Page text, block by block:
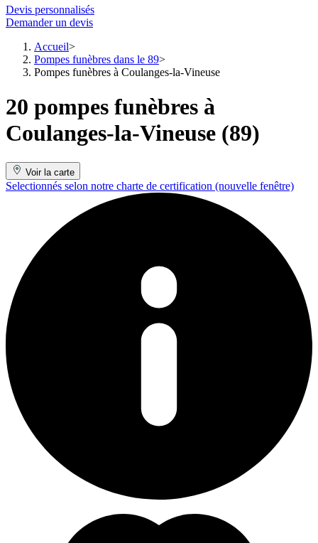
Devis personnalisés
Demander un devis
Accueil
Pompes funèbres dans le 89
Pompes funèbres à Coulanges-la-Vineuse
20 pompes funèbres à
Coulanges-la-Vineuse (89)
Voir la carte
Selectionnés selon notre charte de certification (nouvelle fenêtre)